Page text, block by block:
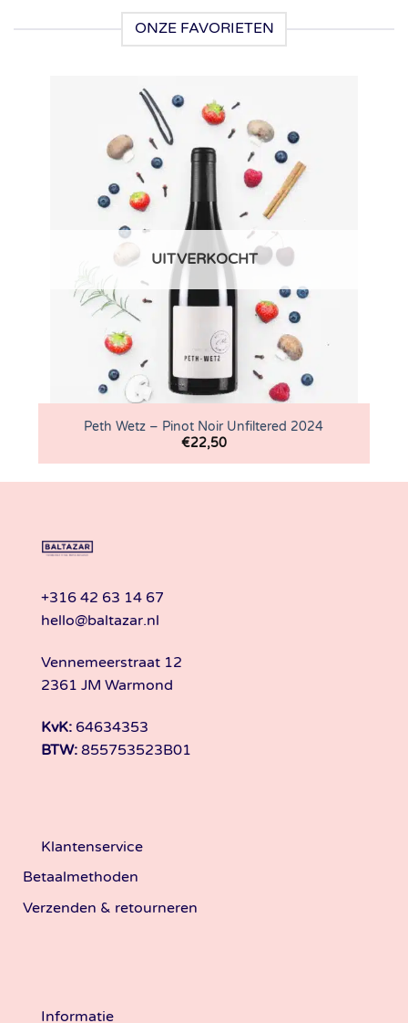
ONZE FAVORIETEN
UITVERKOCHT
Peth Wetz – Pinot Noir Unfiltered 2024
€22,50
+316 42 63 14 67
hello@baltazar.nl
Vennemeerstraat 12
2361 JM Warmond
KvK: 64634353
BTW: 855753523B01
Klantenservice
Betaalmethoden
Verzenden & retourneren
Informatie